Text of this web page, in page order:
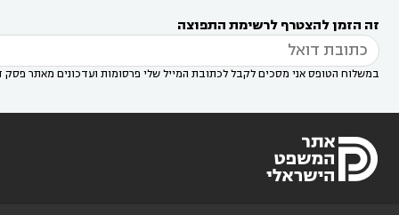
דין בשוהם 
זה הזמן להצטרף לרשימת התפוצה
במשלוח הטופס אני מסכים לקבל לכתובת המייל שלי פרסומות ועדכונים מאתר פסק